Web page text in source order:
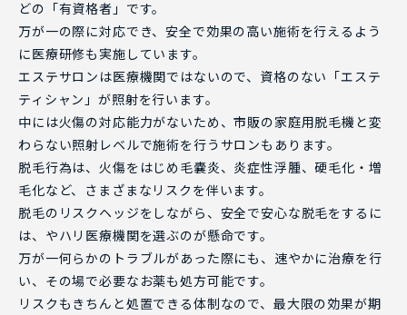
どの「有資格者」です。
万が一の際に対応でき、安全で効果の高い施術を行えるよう
に医療研修も実施しています。
エステサロンは医療機関ではないので、資格のない「エステ
ティシャン」が照射を行います。
中には火傷の対応能力がないため、市販の家庭用脱毛機と変
わらない照射レベルで施術を行うサロンもあります。
脱毛行為は、火傷をはじめ毛嚢炎、炎症性浮腫、硬毛化・増
毛化など、さまざまなリスクを伴います。
脱毛のリスクヘッジをしながら、安全で安心な脱毛をするに
は、やハリ医療機関を選ぶのが懸命です。
万が一何らかのトラブルがあった際にも、速やかに治療を行
い、その場で必要なお薬も処方可能です。
リスクもきちんと処置できる体制なので、最大限の効果が期